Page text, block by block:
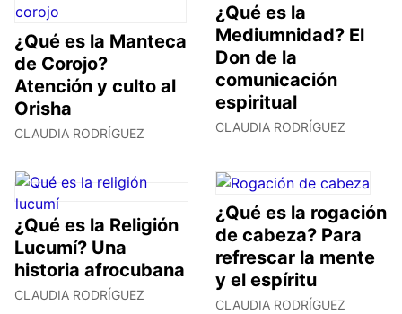
¿Qué es la Manteca
de Corojo?
Atención y culto al
Orisha
CLAUDIA RODRÍGUEZ
¿Qué es la
Mediumnidad? El
Don de la
comunicación
espiritual
CLAUDIA RODRÍGUEZ
¿Qué es la Religión
Lucumí? Una
historia afrocubana
CLAUDIA RODRÍGUEZ
¿Qué es la rogación
de cabeza? Para
refrescar la mente
y el espíritu
CLAUDIA RODRÍGUEZ